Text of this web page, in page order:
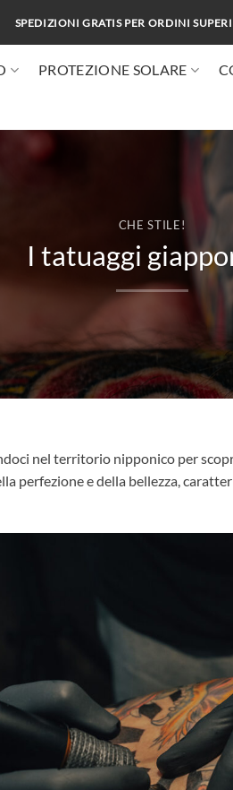
SPEDIZIONI GRATIS PER ORDINI
PROTEZIONE SOLARE
CHE STILE!
I tatuaggi
nel territorio nipponico per
perfezione e della bellezza,